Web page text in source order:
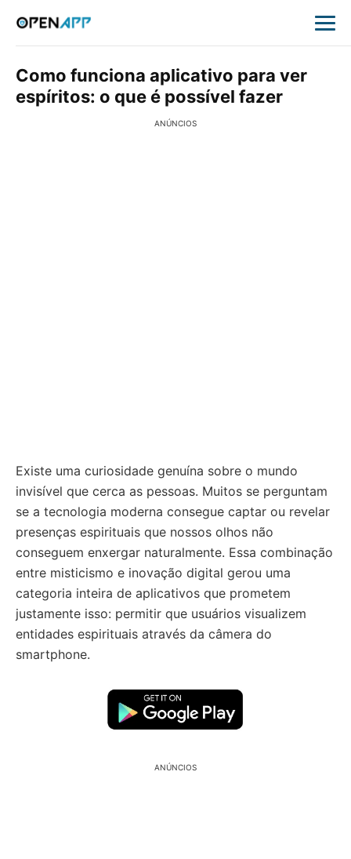
Como funciona aplicativo para ver
espíritos: o que é possível fazer
ANÚNCIOS
Existe uma curiosidade genuína sobre o mundo
invisível que cerca as pessoas. Muitos se perguntam
se a tecnologia moderna consegue captar ou revelar
presenças espirituais que nossos olhos não
conseguem enxergar naturalmente. Essa combinação
entre misticismo e inovação digital gerou uma
categoria inteira de aplicativos que prometem
justamente isso: permitir que usuários visualizem
entidades espirituais através da câmera do
smartphone.
ANÚNCIOS